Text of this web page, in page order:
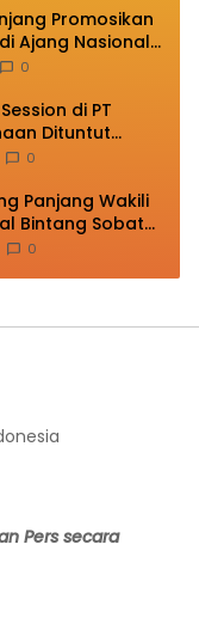
Promosikan
Ajang Nasional
0
di PT
Dituntut
0
Panjang Wakili
Bintang Sobat
0
Pers secara